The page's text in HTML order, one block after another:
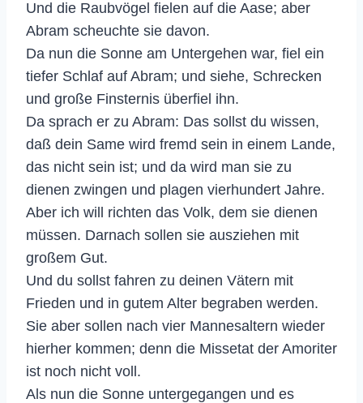
Und die Raubvögel fielen auf die Aase; aber
Abram scheuchte sie davon.
Da nun die Sonne am Untergehen war, fiel ein
tiefer Schlaf auf Abram; und siehe, Schrecken
und große Finsternis überfiel ihn.
Da sprach er zu Abram: Das sollst du wissen,
daß dein Same wird fremd sein in einem Lande,
das nicht sein ist; und da wird man sie zu
dienen zwingen und plagen vierhundert Jahre.
Aber ich will richten das Volk, dem sie dienen
müssen. Darnach sollen sie ausziehen mit
großem Gut.
Und du sollst fahren zu deinen Vätern mit
Frieden und in gutem Alter begraben werden.
Sie aber sollen nach vier Mannesaltern wieder
hierher kommen; denn die Missetat der Amoriter
ist noch nicht voll.
Als nun die Sonne untergegangen und es